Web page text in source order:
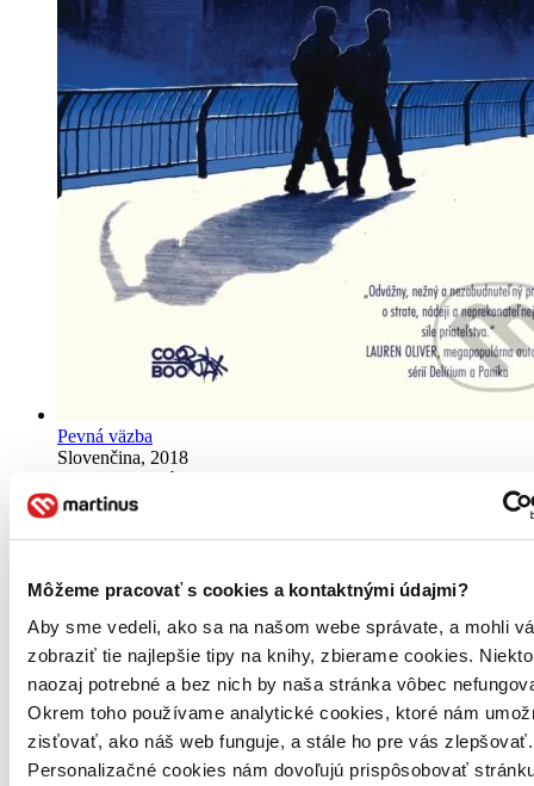
Môžeme pracovať s cookies a kontaktnými údajmi?
Aby sme vedeli, ako sa na našom webe správate, a mohli
zobraziť tie najlepšie tipy na knihy, zbierame cookies.
naozaj potrebné a bez nich by naša stránka vôbec
Okrem toho používame analytické cookies, ktoré nám
zisťovať, ako náš web funguje, a stále ho pre vás zlepšovať.
Personalizačné cookies nám dovoľujú prispôsobovať
Pevná väzba
Slovenčina, 2018
Do 13 – 18 dní
Tento produkt momentálne nemáme na sklade, ale zvyčajne
posnažíme sa aj trochu rýchlejšie!
16,70 €
Vložiť do košíka